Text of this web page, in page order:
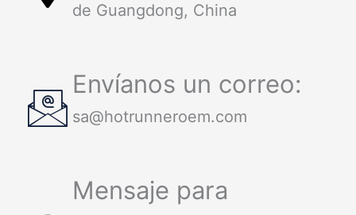
de Guangdong, China
Envíanos un correo:
sa@hotrunneroem.com
Mensaje para